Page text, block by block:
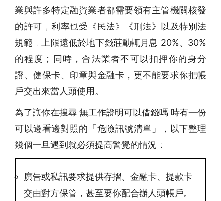
業與許多特定融資業者都需要領有主管機關核發
的許可，利率也受《民法》《刑法》以及特別法
規範，上限遠低於地下錢莊動輒月息 20%、30%
的程度；同時，合法業者不可以扣押你的身分
證、健保卡、印章與金融卡，更不能要求你把帳
戶交出來當人頭使用。
為了讓你在搜尋 無工作證明可以借錢嗎 時有一份
可以邊看邊對照的「危險訊號清單」，以下整理
幾個一旦遇到就必須提高警覺的情況：
廣告或私訊要求提供存摺、金融卡、提款卡
交由對方保管，甚至要你配合辦人頭帳戶。